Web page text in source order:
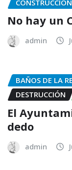
CONSTRUCCIÓN
No hay un
admin
BAÑOS DE LA
DESTRUCCIÓN
El
dedo
admin